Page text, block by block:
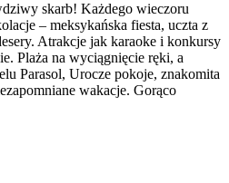
skarb! Każdego wieczoru
– meksykańska fiesta, uczta z
Atrakcje jak karaoke i konkursy
Plaża na wyciągnięcie ręki, a
Parasol, Urocze pokoje, znakomita
wakacje. Gorąco